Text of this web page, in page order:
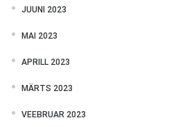
JUUNI 2023
MAI 2023
APRILL 2023
MÄRTS 2023
VEEBRUAR 2023